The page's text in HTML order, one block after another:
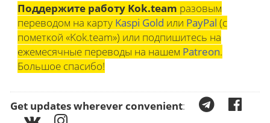
Поддержите работу Kok.team разовым
переводом на карту Kaspi Gold или PayPal (с
пометкой «Kok.team») или подпишитесь на
ежемесячные переводы на нашем Patreon.
Большое спасибо!
Get updates wherever convenient: